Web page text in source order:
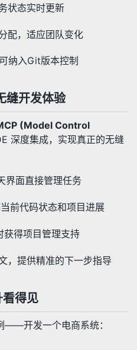
状态实时更新
配，适应团队变化
纳入Git版本控制
缝开发体验
(Model Control
深度集成，实现真正的无缝
界面直接管理任务
前代码状态和项目进展
获得项目管理支持
，提供精准的下一步指导
看得见
——开发一个电商系统：